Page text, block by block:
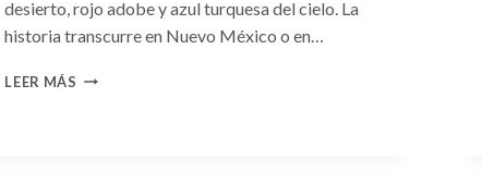
desierto, rojo adobe y azul turquesa del cielo. La
historia transcurre en Nuevo México o en…
LEER MÁS CONSULTA